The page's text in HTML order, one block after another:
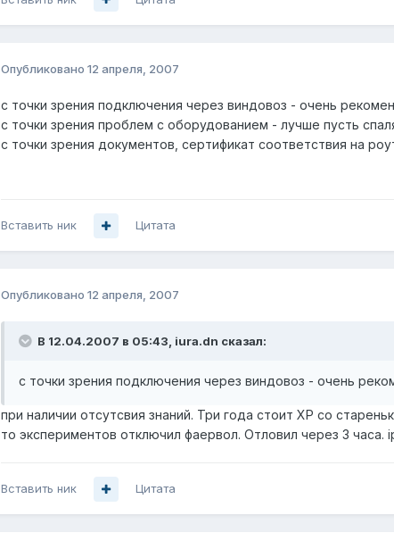
Опубликовано 12 апреля, 2007
с точки зрения подключения через виндовоз - очень
с точки зрения проблем с оборудованием - лучше пусть
с точки зрения документов, сертификат соответствия на
Вставить ник Цитата
Опубликовано 12 апреля, 2007
В 12.04.2007 в 05:43, iura.dn сказал:
с точки зрения подключения через виндовоз - очень
при наличии отсутсвия знаний. Три года стоит XP со
то экспериментов отключил фаервол. Отловил через 3 часа.
Вставить ник Цитата